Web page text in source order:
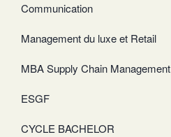
Communication
Management du luxe et Retail
MBA Supply Chain Management
ESGF
CYCLE BACHELOR